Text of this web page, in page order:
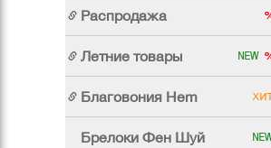
Распродажа
Летние товары
Благовония Hem
Брелоки Фен Шуй